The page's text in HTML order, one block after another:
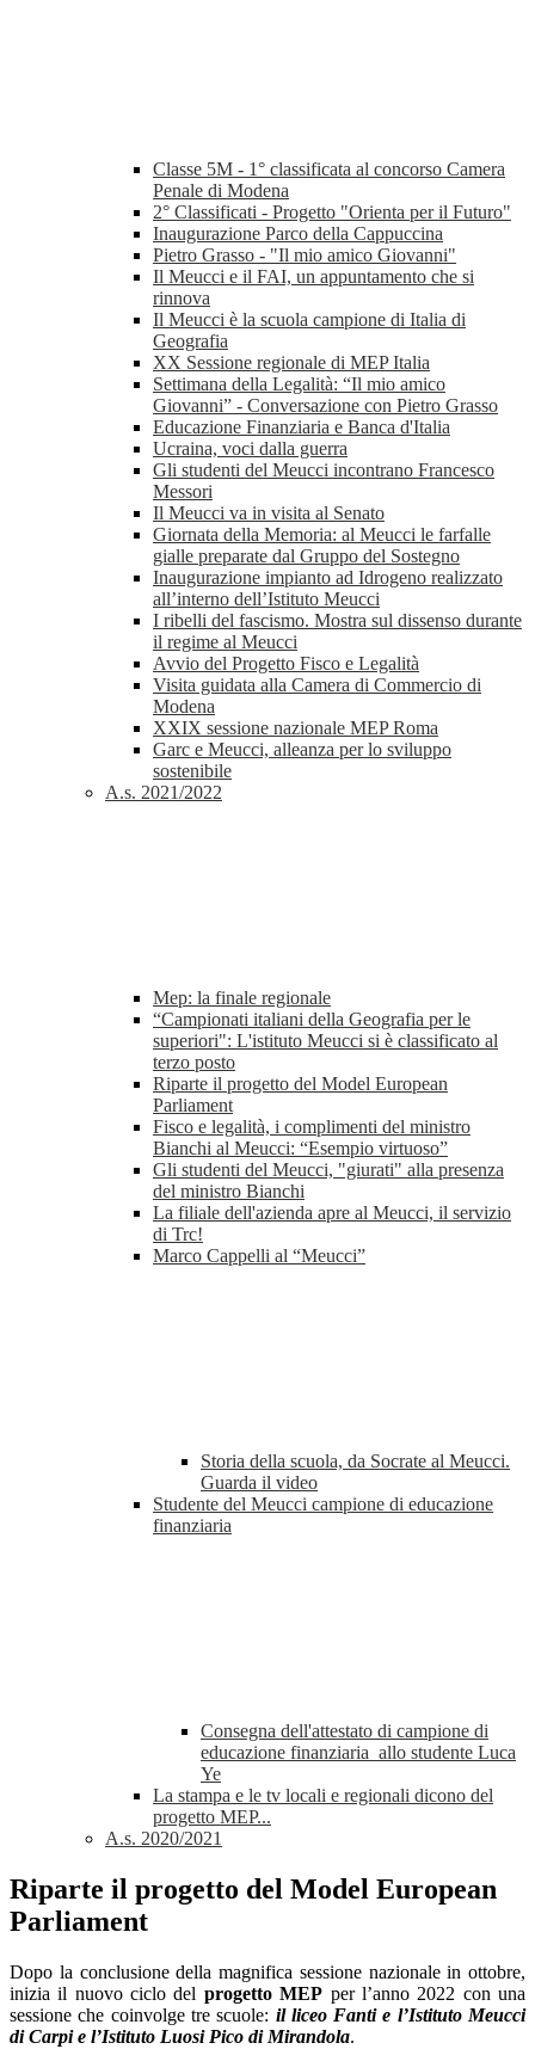
Classe 5M - 1° classificata al concorso Camera
Penale di Modena
2° Classificati - Progetto "Orienta per il Futuro"
Inaugurazione Parco della Cappuccina
Pietro Grasso - "Il mio amico Giovanni"
Il Meucci e il FAI, un appuntamento che si
rinnova
Il Meucci è la scuola campione di Italia di
Geografia
XX Sessione regionale di MEP Italia
Settimana della Legalità: “Il mio amico
Giovanni” - Conversazione con Pietro Grasso
Educazione Finanziaria e Banca d'Italia
Ucraina, voci dalla guerra
Gli studenti del Meucci incontrano Francesco
Messori
Il Meucci va in visita al Senato
Giornata della Memoria: al Meucci le farfalle
gialle preparate dal Gruppo del Sostegno
Inaugurazione impianto ad Idrogeno realizzato
all’interno dell’Istituto Meucci
I ribelli del fascismo. Mostra sul dissenso durante
il regime al Meucci
Avvio del Progetto Fisco e Legalità
Visita guidata alla Camera di Commercio di
Modena
XXIX sessione nazionale MEP Roma
Garc e Meucci, alleanza per lo sviluppo
sostenibile
A.s. 2021/2022
Mep: la finale regionale
“Campionati italiani della Geografia per le
superiori": L'istituto Meucci si è classificato al
terzo posto
Riparte il progetto del Model European
Parliament
Fisco e legalità, i complimenti del ministro
Bianchi al Meucci: “Esempio virtuoso”
Gli studenti del Meucci, "giurati" alla presenza
del ministro Bianchi
La filiale dell'azienda apre al Meucci, il servizio
di Trc!
Marco Cappelli al “Meucci”
Storia della scuola, da Socrate al Meucci.
Guarda il video
Studente del Meucci campione di educazione
finanziaria
Consegna dell'attestato di campione di
educazione finanziaria allo studente Luca
Ye
La stampa e le tv locali e regionali dicono del
progetto MEP...
A.s. 2020/2021
Riparte il progetto del Model European
Parliament
Dopo la conclusione della magnifica sessione nazionale in ottobre,
inizia il nuovo ciclo del progetto MEP per l’anno 2022 con una
sessione che coinvolge tre scuole: il liceo Fanti e l’Istituto Meucci
di Carpi e l’Istituto Luosi Pico di Mirandola.